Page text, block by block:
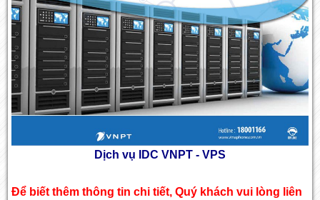
Dịch vụ IDC VNPT - VPS
Để biết thêm thông tin chi tiết, Quý khách vui lòng liên